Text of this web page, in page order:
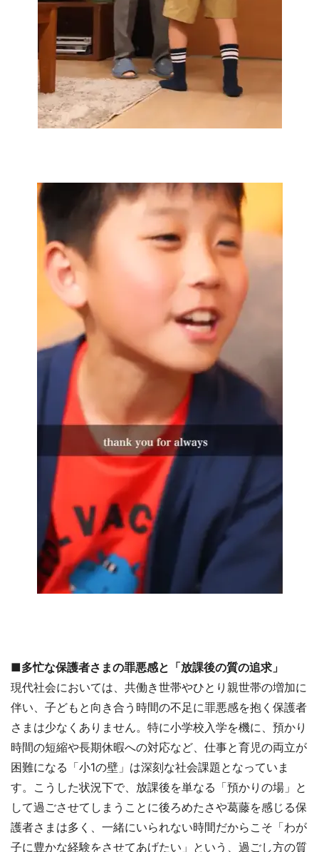
■多忙な保護者さまの罪悪感と「放課後の質の追求」
現代社会においては、共働き世帯やひとり親世帯の増加に
伴い、子どもと向き合う時間の不足に罪悪感を抱く保護者
さまは少なくありません。特に小学校入学を機に、預かり
時間の短縮や長期休暇への対応など、仕事と育児の両立が
困難になる「小1の壁」は深刻な社会課題となっていま
す。こうした状況下で、放課後を単なる「預かりの場」と
して過ごさせてしまうことに後ろめたさや葛藤を感じる保
護者さまは多く、一緒にいられない時間だからこそ「わが
子に豊かな経験をさせてあげたい」という、過ごし方の質